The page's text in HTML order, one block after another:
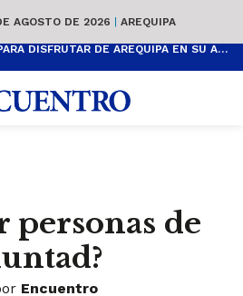
AGOSTO DE 2026 | AREQUIPA
ACTIVIDADES GRATUITAS PARA DISFRUTAR DE AREQUIPA EN SU ANIVERSARIO
personas de
Encuentro